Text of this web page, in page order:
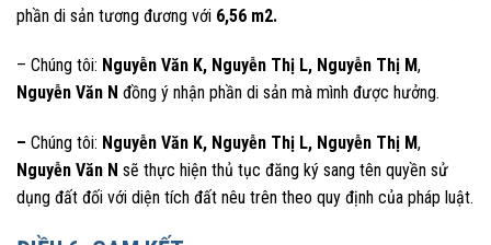
phần di sản tương đương với 6,56 m2.
– Chúng tôi: Nguyễn Văn K, Nguyễn Thị L, Nguyễn Thị M,
Nguyễn Văn N đồng ý nhận phần di sản mà mình được hưởng.
– Chúng tôi: Nguyễn Văn K, Nguyễn Thị L, Nguyễn Thị M,
Nguyễn Văn N sẽ thực hiện thủ tục đăng ký sang tên quyền sử
dụng đất đối với diện tích đất nêu trên theo quy định của pháp luật.